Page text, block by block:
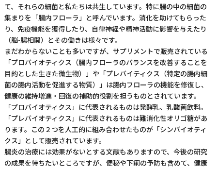
て、それらの細菌と私たちは共生しています。特に腸の中の細菌の
集まりを「腸内フローラ」と呼んでいます。消化を助けてもらった
り、免疫機能を獲得したり、自律神経や精神活動に影響を与えたり
（脳-腸相関）とその働きは様々です。
まだわからないことも多いですが、サプリメントで販売されている
「プロバイオティクス（腸内フローラのバランスを改善することを
目的とした生きた微生物）」や「プレバイティクス（特定の腸内細
菌の腸内活動を促進する物質）」は腸内フローラの機能を修復し、
健康の維持増進・回復の補助的役割を担うものとされています。
「プロバイオティクス」に代表されるものは発酵乳、乳酸菌飲料。
「プレバイオティクス」に代表されるものは難消化性オリゴ糖があ
ります。この２つを人工的に組み合わせたものが「シンバイオティ
クス」として販売されています。
腸炎の治療には効果がないとする文献もありますので、今後の研究
の成果を待ちたいところですが、便秘や下痢の予防も含めて、健康